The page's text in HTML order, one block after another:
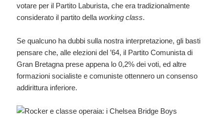
votare per il Partito Laburista, che era tradizionalmente
considerato il partito dellaworking class.
Se qualcuno ha dubbi sulla nostra interpretazione, gli basti
pensare che, alle elezioni del ’64, il Partito Comunista di
Gran Bretagna prese appena lo 0,2% dei voti, ed altre
formazioni socialiste e comuniste ottennero un consenso
addirittura inferiore.